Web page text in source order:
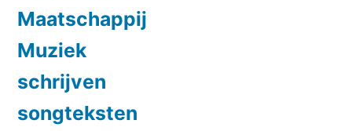
Maatschappij
Muziek
schrijven
songteksten